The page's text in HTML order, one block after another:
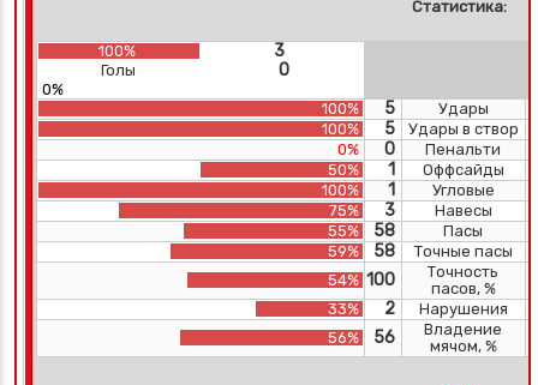
Статистика:
100% 3
Голы 0
0%
100%
5 Удары
100% 5 Удары в створ
0% 0 Пенальти
50% 1 Оффсайды
100% 1 Угловые
75% 3 Навесы
55% 58 Пасы
59% 58 Точные пасы
54% 100
Точность
пасов, %
33% 2 Нарушения
56% 56
Владение
мячом, %